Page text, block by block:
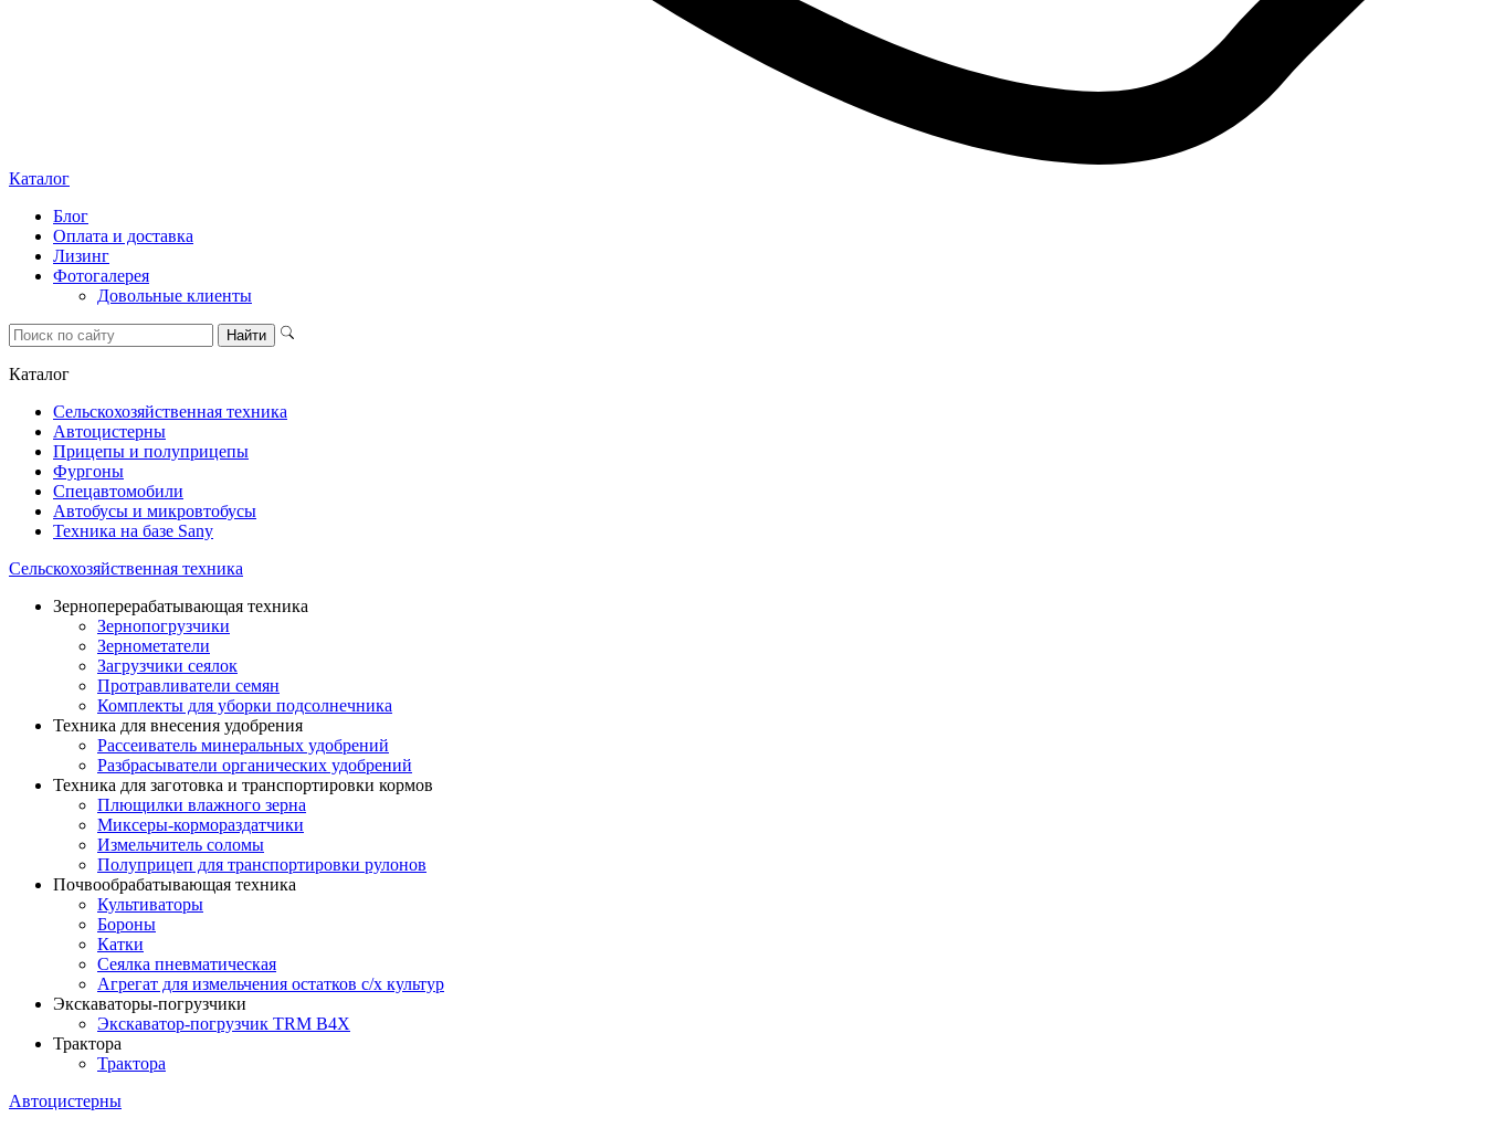
Каталог
Блог
Оплата и доставка
Лизинг
Фотогалерея
Довольные клиенты
Каталог
Сельскохозяйственная техника
Автоцистерны
Прицепы и полуприцепы
Фургоны
Спецавтомобили
Автобусы и микровтобусы
Техника на базе Sany
Сельскохозяйственная техника
Зерноперерабатывающая техника
Зернопогрузчики
Зернометатели
Загрузчики сеялок
Протравливатели семян
Комплекты для уборки подсолнечника
Техника для внесения удобрения
Рассеиватель минеральных удобрений
Разбрасыватели органических удобрений
Техника для заготовка и транспортировки кормов
Плющилки влажного зерна
Миксеры-кормораздатчики
Измельчитель соломы
Полуприцеп для транспортировки рулонов
Почвообрабатывающая техника
Культиваторы
Бороны
Катки
Сеялка пневматическая
Агрегат для измельчения остатков с/х культур
Экскаваторы-погрузчики
Экскаватор-погрузчик TRM B4X
Трактора
Трактора
Автоцистерны